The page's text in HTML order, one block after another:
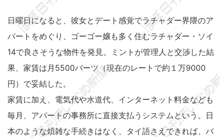
日曜日になると、彼女とデート感覚でラチャダー界隈のア
パートをめぐり、ゴーゴー嬢も多く住むラチャダー・ソイ
14で良さそうな物件を発見。ミントが管理人と交渉した結
果、家賃は月5500バーツ（現在のレートで約１万9000
円）で妥結した。
家賃に加え、電気代や水道代、インターネット料金なども
毎月、アパートの事務所に直接支払うシステムという。日
本のような煩雑な手続きはなく、タイ語さえできれば、バ